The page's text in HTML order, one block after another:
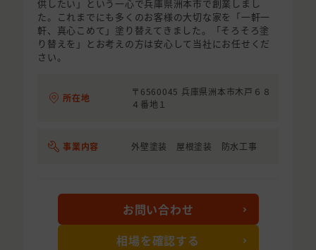
供したい」という一心で兵庫県洲本市で創業しまし
た。これまでにも多くのお客様の大切な家を「一軒一
軒、真心こめて」塗り替えてきました。「そろそろ塗
り替えを」とお考えの方は安心して当社にお任せくだ
さい。
所在地
〒6560045 兵庫県洲本市木戸６８
４番地１
事業内容 外壁塗装 屋根塗装 防水工事
お問い合わせ
相場を確認する